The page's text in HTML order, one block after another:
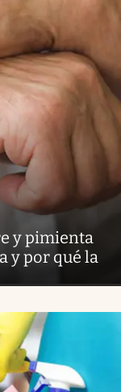
y pimienta
y por qué la